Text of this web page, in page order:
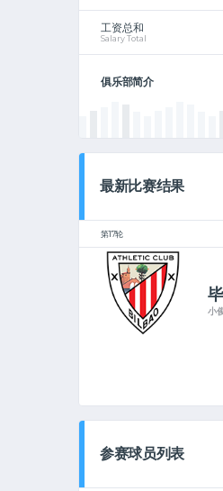
工资总和
Salary Total
俱乐部简介
最新比赛结果
第17轮
小
参赛球员列表